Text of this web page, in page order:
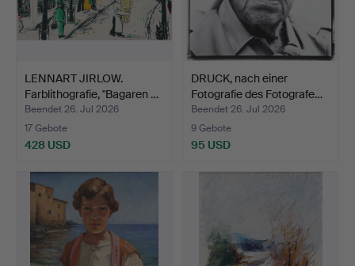
LENNART JIRLOW.
Farblithografie, "Bagaren …
Beendet 26. Jul 2026
17 Gebote
428 USD
DRUCK, nach einer
Fotografie des Fotografe…
Beendet 26. Jul 2026
9 Gebote
95 USD